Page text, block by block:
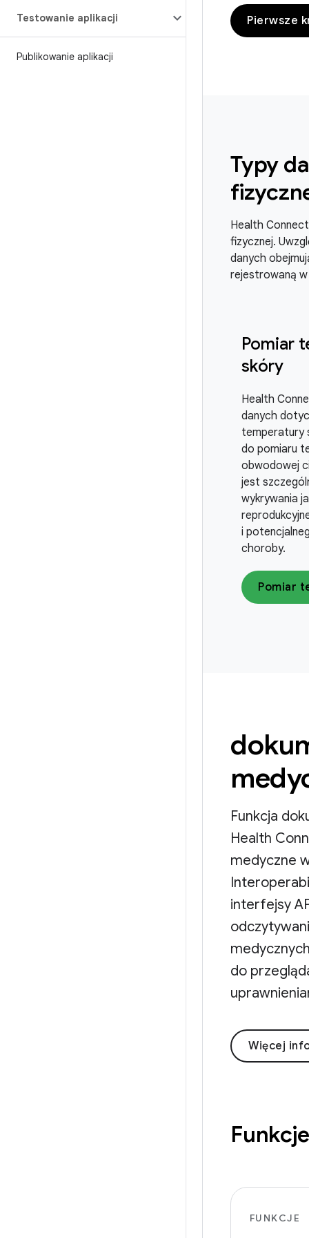
Testowanie aplikacji
Publikowanie aplikacji
Pierwsze
Typy
Health
fizycznej.
danych
rejestrowaną
Pomiar
skóry
Health
danych
temperatury
do pomiaru
obwodowej
jest
wykrywania
i
choroby.
Funkcja
Health
medyczne
interfejsy
do
Więcej
FUNKCJE